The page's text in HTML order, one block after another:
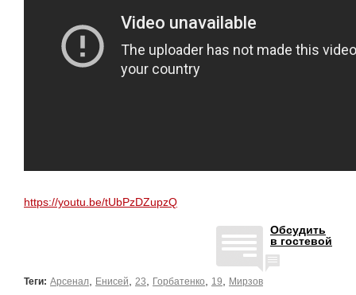
https://youtu.be/tUbPzDZupzQ
Обсудить
в гостевой
Теги: Арсенал Енисей 23 Горбатенко 19 Мирзов